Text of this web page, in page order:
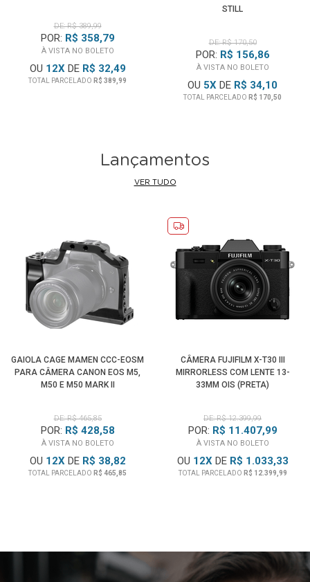
DE: R$ 389,99
POR: R$ 358,79
À VISTA NO BOLETO
OU 12XDE R$ 32,49
TOTAL PARCELADO R$ 389,99
STILL
DE: R$ 170,50
POR: R$ 156,86
À VISTA NO BOLETO
OU 5X DE R$ 34,10
TOTAL PARCELADO R$ 170,50
Lançamentos
VER TUDO
GAIOLA CAGE MAMEN CCC-EOSM
PARA CÂMERA CANON EOS M5,
M50 E M50 MARK II
DE: R$ 465,85
POR: R$ 428,58
À VISTA NO BOLETO
OU 12XDE R$ 38,82
TOTAL PARCELADO R$ 465,85
CÂMERA FUJIFILM X-T30 III
MIRRORLESS COM LENTE 13-
33MM OIS (PRETA)
DE: R$ 12.399,99
POR: R$ 11.407,99
À VISTA NO BOLETO
OU 12XDE R$ 1.033,33
TOTAL PARCELADO R$ 12.399,99